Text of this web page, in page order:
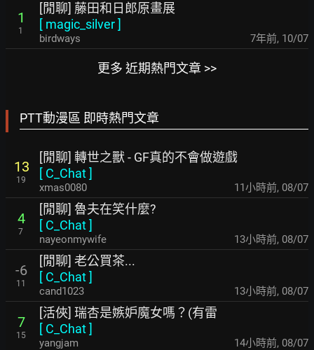
1
1
[閒聊] 藤田和日郎原畫展
[ magic_silver]
birdways 7年前, 10/07
更多 近期熱門文章 >>
PTT動漫區 即時熱門文章
13
19
[閒聊] 轉世之獸 - GF真的不會做遊戲
[ C_Chat]
xmas0080 11小時前, 08/07
4
7
[閒聊] 魯夫在笑什麼?
[ C_Chat]
nayeonmywife 13小時前, 08/07
-6
11
[閒聊] 老公買茶...
[ C_Chat]
cand1023 13小時前, 08/07
7
15
[活俠] 瑞杏是嫉妒魔女嗎？(有雷
[ C_Chat]
yangjam 14小時前, 08/07